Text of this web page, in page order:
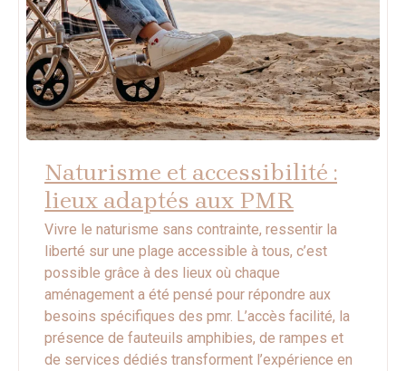
Naturisme et accessibilité :
lieux adaptés aux PMR
Vivre le naturisme sans contrainte, ressentir la
liberté sur une plage accessible à tous, c’est
possible grâce à des lieux où chaque
aménagement a été pensé pour répondre aux
besoins spécifiques des pmr. L’accès facilité, la
présence de fauteuils amphibies, de rampes et
de services dédiés transforment l’expérience en